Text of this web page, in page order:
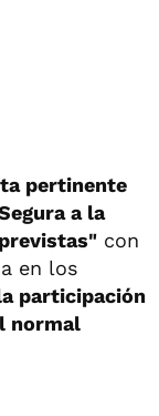
pertinente
a la
con
en los
participación
normal